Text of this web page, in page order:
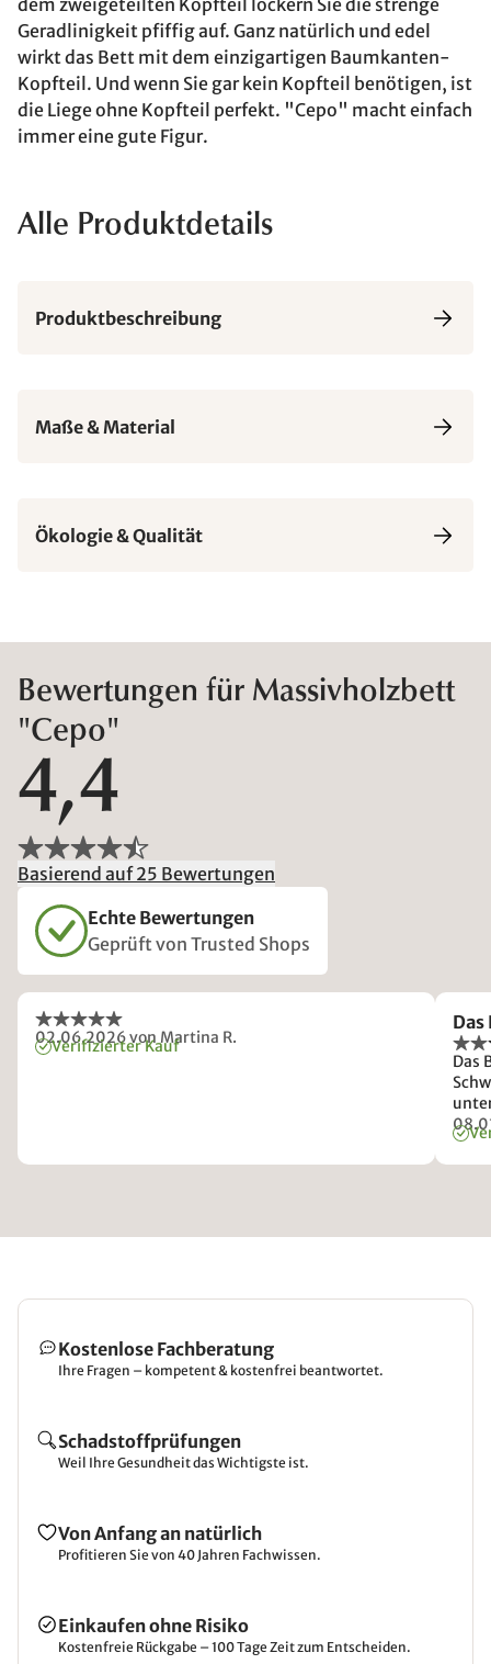
dem zweigeteilten Kopfteil lockern Sie die strenge
Geradlinigkeit pfiffig auf. Ganz natürlich und edel
wirkt das Bett mit dem einzigartigen Baumkanten-
Kopfteil. Und wenn Sie gar kein Kopfteil benötigen, ist
die Liege ohne Kopfteil perfekt. "Cepo" macht einfach
immer eine gute Figur.
Alle Produktdetails
Produktbeschreibung
Maße & Material
Ökologie & Qualität
Bewertungen für Massivholzbett
"Cepo"
4,4
Basierend auf 25 Bewertungen
Echte Bewertungen
Geprüft von Trusted Shops
02.06.2026von Martina R.
Verifizierter Kauf
Das
Um
Kostenlose Fachberatung
Ihre Fragen – kompetent & kostenfrei beantwortet.
Schadstoffprüfungen
Weil Ihre Gesundheit das Wichtigste ist.
Von Anfang an natürlich
Profitieren Sie von 40 Jahren Fachwissen.
Einkaufen ohne Risiko
Kostenfreie Rückgabe – 100 Tage Zeit zum Entscheiden.